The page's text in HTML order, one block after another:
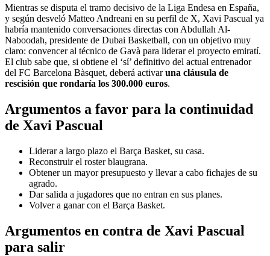
Mientras se disputa el tramo decisivo de la Liga Endesa en España,
y según desveló Matteo Andreani en su perfil de X, Xavi Pascual ya
habría mantenido conversaciones directas con Abdullah Al-
Naboodah, presidente de Dubai Basketball, con un objetivo muy
claro: convencer al técnico de Gavà para liderar el proyecto emiratí.
El club sabe que, si obtiene el ‘sí’ definitivo del actual entrenador
del FC Barcelona Bàsquet, deberá activaruna cláusula de
rescisión que rondaría los 300.000 euros.
Argumentos a favor para la continuidad
de Xavi Pascual
Liderar a largo plazo el Barça Basket, su casa.
Reconstruir el roster blaugrana.
Obtener un mayor presupuesto y llevar a cabo fichajes de su
agrado.
Dar salida a jugadores que no entran en sus planes.
Volver a ganar con el Barça Basket.
Argumentos en contra de Xavi Pascual
para salir